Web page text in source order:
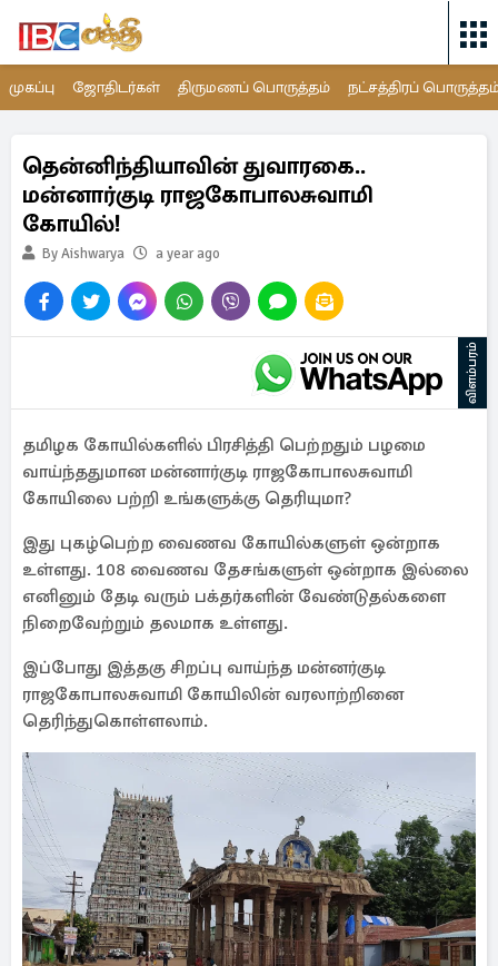
முகப்பு ஜோதிடர்கள் திருமணப் பொருத்தம் நட்சத்திரப்
தென்னிந்தியாவின் துவாரகை..
மன்னார்குடி ராஜகோபாலசுவாமி
கோயில்!
By Aishwarya a year ago
விளம்பரம்
தமிழக கோயில்களில் பிரசித்தி பெற்றதும் பழமை
வாய்ந்ததுமான மன்னார்குடி ராஜகோபாலசுவாமி
கோயிலை பற்றி உங்களுக்கு தெரியுமா?
இது புகழ்பெற்ற வைணவ கோயில்களுள் ஒன்றாக
உள்ளது. 108 வைணவ தேசங்களுள் ஒன்றாக இல்லை
எனினும் தேடி வரும் பக்தர்களின் வேண்டுதல்களை
நிறைவேற்றும் தலமாக உள்ளது.
இப்போது இத்தகு சிறப்பு வாய்ந்த மன்னர்குடி
ராஜகோபாலசுவாமி கோயிலின் வரலாற்றினை
தெரிந்துகொள்ளலாம்.